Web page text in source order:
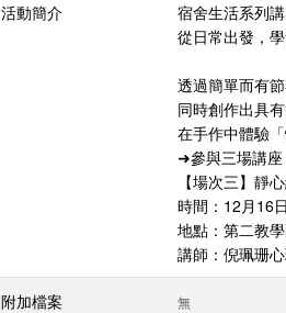
活動簡介
宿舍生活系列
從日常出發，
透過簡單而有
同時創作出具
在手作中體驗
➜參與三場講座
【場次三】靜
時間：12月16
地點：第二教
講師：倪珮珊
附加檔案 無